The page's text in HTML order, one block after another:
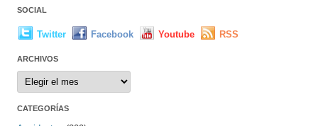
SOCIAL
Twitter Facebook Youtube RSS
ARCHIVOS
Archivos
CATEGORÍAS